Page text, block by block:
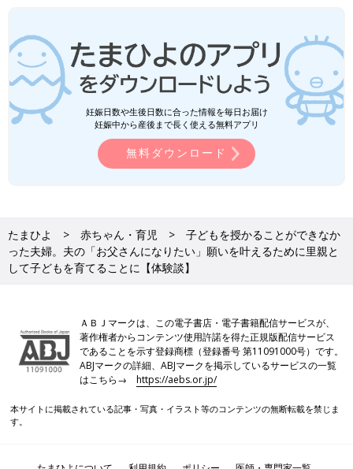
▼続きを読む＜関連記事＞後編
2歳で夫婦に迎え入れられた子どもは中
学生に。小学校時代には自分の生い立ち
を、自らの意思で友だちに公表！【里
親・里子体験談】
東京都在住の鮫川景子さん（仮名）は、里親と
して11年前に一人の子どもを夫婦で迎え入れ、
親から誘いを受け、「蚊帳の外より蚊帳の
中！」と一緒に活動を始めました。今は、“親
と子どもの育ちをハッピーに！”という理念の
けや、お子さんと暮らし始めてすぐの幼少時代
の話を聞きましたが、後編となる今回は、里親
家庭ならではの苦労や、成長したお子さんとの
現在の関係、お子さんが小学校高学年のときに
起こした、ある勇気のある行動について、詳し
ての子育てに戸惑いながらも、少しずつ子どもとの距離を縮めて
きた鮫川さん夫婦。ときにもがきながらも、周囲の手を借りなが
ら、懸命に歩みを進め、里子であるお子さんと一生懸命「家族」
が小学校高学年のときに起こしたある行動について、お話を聞き
ました。そちらもぜひ読んでくださいね。
鮫川景子さん（仮名）
PROFILE
の後、里親となり49歳で当時2歳だった子どもを迎える。現在、
子どもは中学生に。“親と子どもの育ちをハッピーに！”を理念に
同じ児童相談所管内の先輩・後輩で、児童相談所主催の里親サロ
妊娠日数や生後日数に合った情報を毎日お届け
妊娠中から産後まで長く使える無料アプリ
無料ダウンロード
たまひよ 赤ちゃん・育児
子どもを授かることができなか
った夫婦。夫の「お父さんになりたい」願いを叶えるために里親と
して子どもを育てることに【体験談】
ＡＢＪマークは、この電子書店・電子書籍配信サービスが、
著作権者からコンテンツ使用許諾を得た正規版配信サービス
であることを示す登録商標（登録番号 第11091000号）です。
ABJマークの詳細、ABJマークを掲示しているサービスの一覧
はこちら→https://aebs.or.jp/
本サイトに掲載されている記事・写真・イラスト等のコンテンツの無断転載を禁じま
す。